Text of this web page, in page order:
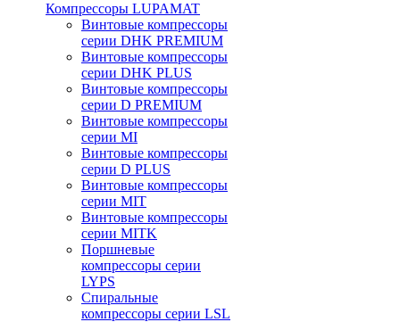
Компрессоры LUPAMAT
Винтовые компрессоры
серии DHK PREMIUM
Винтовые компрессоры
серии DHK PLUS
Винтовые компрессоры
серии D PREMIUM
Винтовые компрессоры
серии MI
Винтовые компрессоры
серии D PLUS
Винтовые компрессоры
серии MIT
Винтовые компрессоры
серии MITK
Поршневые
компрессоры серии
LYPS
Спиральные
компрессоры серии LSL